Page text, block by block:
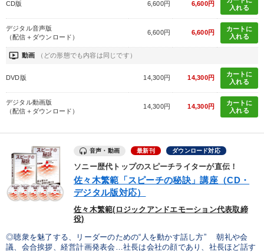
CD版 6,600円 6,600円
入れる
デジタル音声版
（配信＋ダウンロード）
6,600円 6,600円
カートに
入れる
ondemand_video 動画 （どの形態でも内容は同じです）
DVD版 14,300円 14,300円
カートに
入れる
デジタル動画版
（配信＋ダウンロード）
14,300円 14,300円
カートに
入れる
音声・動画 最新刊 ダウンロード対応
ソニー歴代トップのスピーチライターが直伝！
佐々木繁範「スピーチの秘訣」講座（CD・
デジタル版対応）
佐々木繁範(ロジックアンドエモーション代表取締
役)
◎聴衆を魅了する、リーダーのための“人を動かす話し方” 朝礼や会
議、会合挨拶、経営計画発表会…社長は会社の顔であり、社長ほど話す